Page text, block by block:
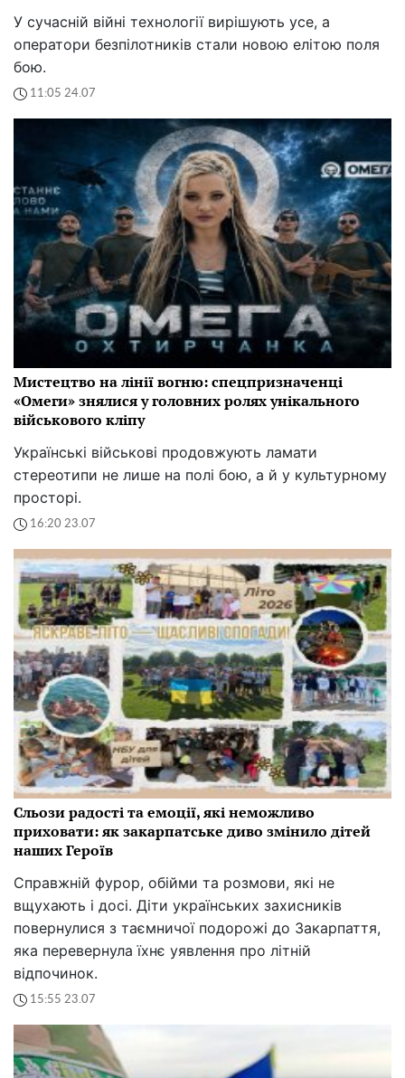
У сучасній війні технології вирішують усе, а
оператори безпілотників стали новою елітою поля
бою.
11:05 24.07
Мистецтво на лінії вогню: спецпризначенці
«Омеги» знялися у головних ролях унікального
військового кліпу
Українські військові продовжують ламати
стереотипи не лише на полі бою, а й у культурному
просторі.
16:20 23.07
Сльози радості та емоції, які неможливо
приховати: як закарпатське диво змінило дітей
наших Героїв
Справжній фурор, обійми та розмови, які не
вщухають і досі. Діти українських захисників
повернулися з таємничої подорожі до Закарпаття,
яка перевернула їхнє уявлення про літній
відпочинок.
15:55 23.07